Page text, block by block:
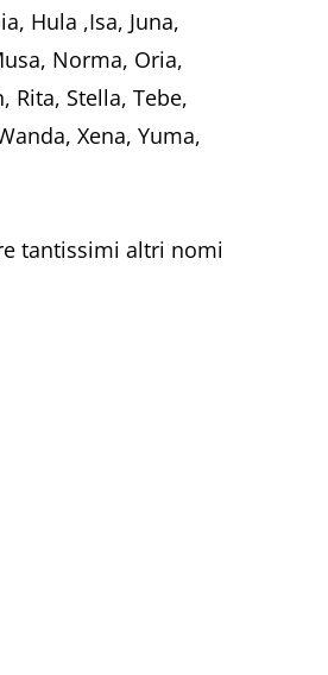
Hula ,Isa, Juna,
Norma, Oria,
Rita, Stella, Tebe,
Xena, Yuma,
tantissimi altri nomi